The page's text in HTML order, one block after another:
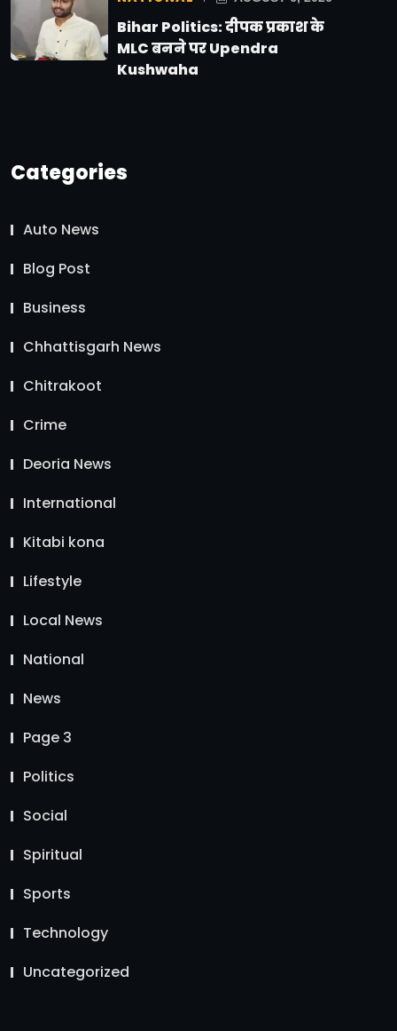
Bihar Politics: दीपक प्रकाश के
MLC बनने पर Upendra
Kushwaha
Categories
Auto News
Blog Post
Business
Chhattisgarh News
Chitrakoot
Crime
Deoria News
International
Kitabi kona
Lifestyle
Local News
National
News
Page 3
Politics
Social
Spiritual
Sports
Technology
Uncategorized